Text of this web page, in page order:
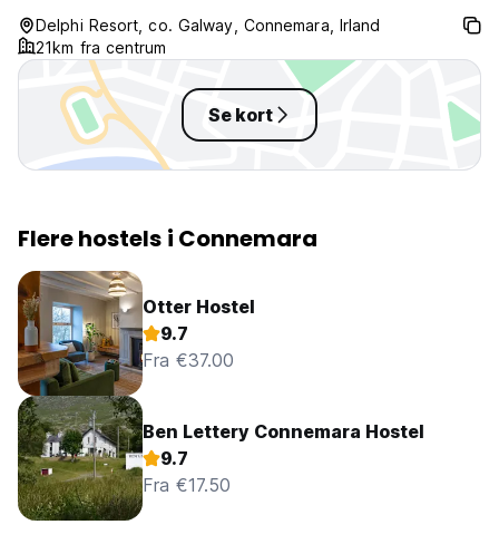
Delphi Resort, co. Galway, Connemara, Irland
21km fra centrum
Se kort
Flere hostels i Connemara
Otter Hostel
9.7
Fra €37.00
Ben Lettery Connemara Hostel
9.7
Fra €17.50